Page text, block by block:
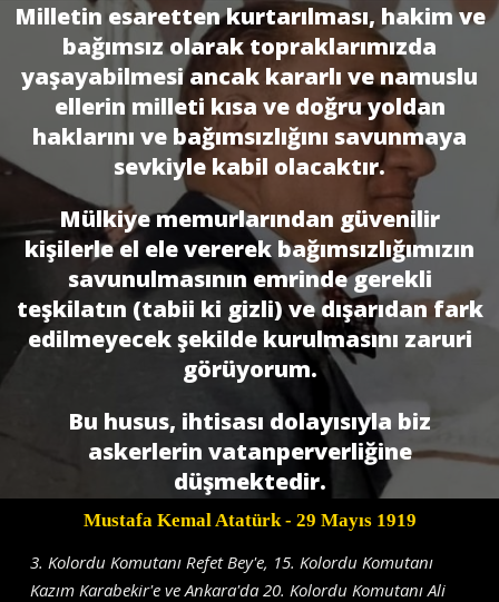
Milletin esaretten kurtarılması, hakim ve
bağımsız olarak topraklarımızda
yaşayabilmesi ancak kararlı ve namuslu
ellerin milleti kısa ve doğru yoldan
haklarını ve bağımsızlığını savunmaya
sevkiyle kabil olacaktır.
Mülkiye memurlarından güvenilir
kişilerle el ele vererek bağımsızlı­ğımızın
savunulmasının emrinde gerekli
teşkilatın (tabii ki gizli) ve dışarıdan fark
edilmeyecek şekilde kurulmasını zaruri
görüyorum.
Bu husus, ihtisası dolayısıyla biz
askerlerin vatanperverliğine
düşmektedir.
Mustafa Kemal Atatürk- 29 Mayıs 1919
3. Kolordu Komutanı Refet Bey'e, 15. Kolordu Komutanı
Kazım Karabekir'e ve Ankara'da 20. Kolordu Komutanı Ali